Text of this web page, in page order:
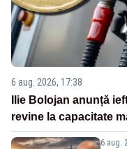
6 aug. 2026, 17:38
Ilie Bolojan anunță
revine la capacitate
6 aug.